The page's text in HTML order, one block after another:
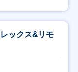
ックス&リモ